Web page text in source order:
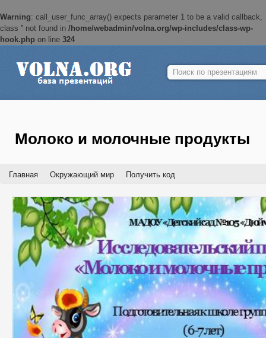
Warning: call_user_func_array() expects parameter 1 to be a valid callback,
class '' not found in /home/webadmin/volna.org/wp-includes/class-wp-
hook.php on line 324
Найти:
Молоко и молочные продукты
Главная Окружающий мир Получить код